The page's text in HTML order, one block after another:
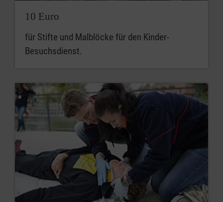
10 Euro
für Stifte und Malblöcke für den Kinder-
Besuchsdienst.